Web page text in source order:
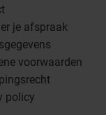
je afspraak
voorwaarden
policy